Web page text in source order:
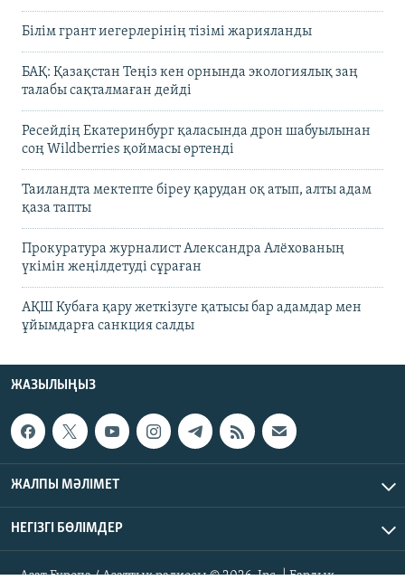
Білім грант иегерлерінің тізімі жарияланды
БАҚ: Қазақстан Теңіз кен орнында экологиялық заң
талабы сақталмаған дейді
Ресейдің Екатеринбург қаласында дрон шабуылынан
соң Wildberries қоймасы өртенді
Таиландта мектепте біреу қарудан оқ атып, алты адам
қаза тапты
Прокуратура журналист Александра Алёхованың
үкімін жеңілдетуді сұраған
АҚШ Кубаға қару жеткізуге қатысы бар адамдар мен
ұйымдарға санкция салды
ЖАЗЫЛЫҢЫЗ
ЖАЛПЫ МӘЛІМЕТ
НЕГІЗГІ БӨЛІМДЕР
Азат Еуропа / Азаттық радиосы © 2026, Inc. | Барлық